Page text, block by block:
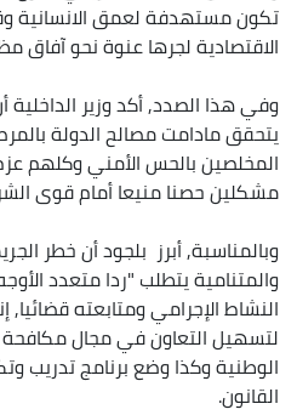
تكون مستهدفة لعمق الانسانية
الاقتصادية لجرها عنوة نحو آفاق
وفي هذا الصدد, أكد وزير الداخلية
يتحقق مادامت مصالح الدولة
المخلصين بالحس الأمني وكلهم
مشكلين حصنا منيعا أمام قوى الشر".
وبالمناسبة, أبرز بلجود أن خطر
والمتنامية يتطلب "ردا متعدد
النشاط الإجرامي ومتابعته قضائيا,
لتسهيل التعاون في مجال مكافحة
الوطنية وكذا وضع برنامج تدريب
القانون.